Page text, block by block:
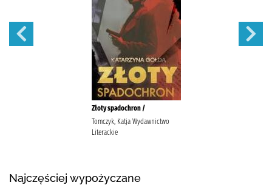
Złoty spadochron /
Tomczyk, Katja Wydawnictwo
Literackie
Najczęściej wypożyczane